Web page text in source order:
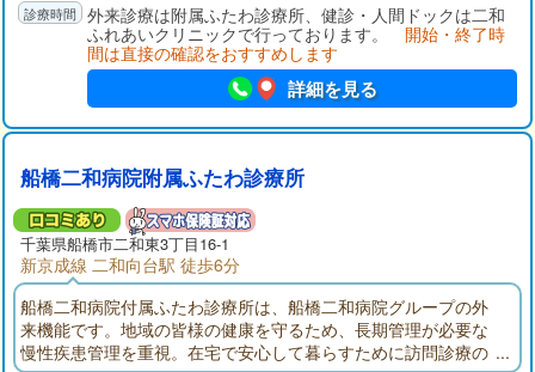
外来診療は附属ふたわ診療所、健診・人間ドックは二和
ふれあいクリニックで行っております。 開始・終了時
間は直接の確認をおすすめします
詳細を見る
船橋二和病院附属ふたわ診療所
千葉県船橋市二和東3丁目16-1
新京成線 二和向台駅 徒歩6分
船橋二和病院付属ふたわ診療所は、船橋二和病院グループの外
来機能です。地域の皆様の健康を守るため、長期管理が必要な
慢性疾患管理を重視。在宅で安心して暮らすために訪問診療の